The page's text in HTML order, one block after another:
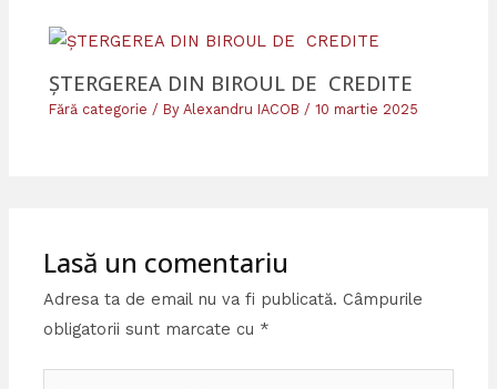
ȘTERGEREA DIN BIROUL DE CREDITE
Fără categorie / ByAlexandru IACOB/10 martie 2025
Lasă un comentariu
Adresa ta de email nu va fi publicată. Câmpurile
obligatorii sunt marcate cu *